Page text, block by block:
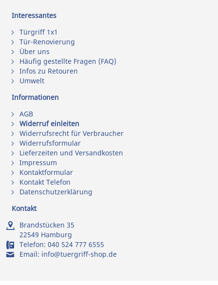
Interessantes
Türgriff 1x1
Tür-Renovierung
Über uns
Häufig gestellte Fragen (FAQ)
Infos zu Retouren
Umwelt
Informationen
AGB
Widerruf einleiten
Widerrufsrecht für Verbraucher
Widerrufsformular
Lieferzeiten und Versandkosten
Impressum
Kontaktformular
Kontakt Telefon
Datenschutzerklärung
Kontakt
Brandstücken 35
22549 Hamburg
Telefon: 040 524 777 6555
Email: info@tuergriff-shop.de